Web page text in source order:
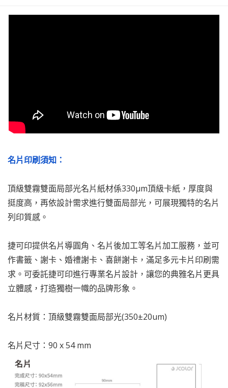
名片印刷須知：
頂級雙霧雙面局部光名片紙材係330µm頂級卡紙，厚度與
挺度高，再依設計需求進行雙面局部光，可展現獨特的名片
列印質感。
捷可印提供名片導圓角、名片後加工等名片加工服務，並可
作書籤、謝卡、婚禮謝卡、喜餅謝卡，滿足多元卡片印刷需
求。可委託捷可印進行專業名片設計，讓您的典雅名片更具
立體感，打造獨樹一幟的品牌形象。
名片材質：頂級雙霧雙面局部光(350±20um)
名片尺寸：90 x 54 mm